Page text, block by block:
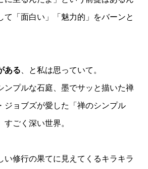
て「面白い」「魅力的」をバーンと
ある 、と私は思っていて。
ンプルな石庭、墨でサッと描いた禅
ョブズが愛した「禅のシンプル
ごく深い世界。
い修行の果てに見えてくるキラキラ